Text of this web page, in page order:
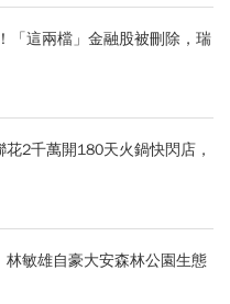
「這兩檔」金融股被刪除，瑞
2千萬開180天火鍋快閃店，
敏雄自豪大安森林公園生態